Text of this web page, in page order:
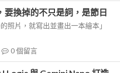
要換掉的不只是詞，是節日
照片，就寫出並畫出一本繪本」
0個留言